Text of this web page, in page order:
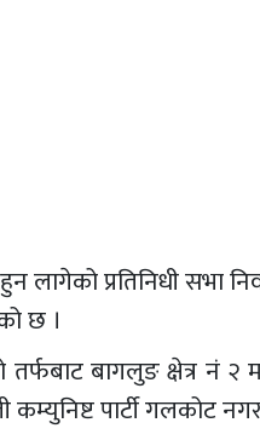
प्रतिनिधी सभा
छ ।
तर्फबाट बागलुङ क्षेत्र नं २
पार्टी गलकोट